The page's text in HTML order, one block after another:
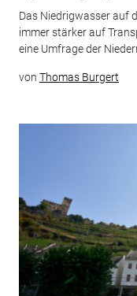
Das Niedrigwasser auf
immer stärker auf
eine Umfrage der
von Thomas Burgert